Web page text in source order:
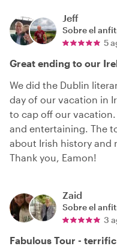
Jeff
Sobre el
5
Great ending to our
We did the Dublin
day of our vacation in
to cap off our
and entertaining. The
about Irish history and
Thank you, Eamon!
Zaid
Sobre el
3
Fabulous Tour -